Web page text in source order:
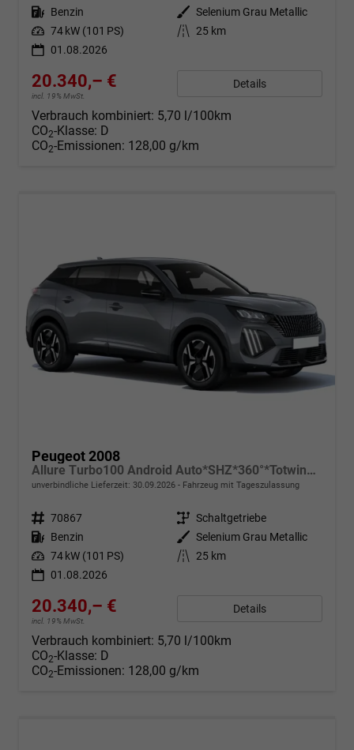
Kraftstoff Benzin Außenfarbe Selenium Grau Metallic
Leistung 74 kW (101 PS) Kilometerstand 25 km
01.08.2026
20.340,– €
incl. 19% MwSt.
Details
Verbrauch kombiniert: 5,70 l/100km
CO2-Klasse: D
CO2-Emissionen: 128,00 g/km
Peugeot 2008
Allure Turbo100 Android Auto*SHZ*360°*Totwinkel*Klimaauto
unverbindliche Lieferzeit: 30.09.2026 Fahrzeug mit Tageszulassung
Fahrzeugnr. 70867 Getriebe Schaltgetriebe
Kraftstoff Benzin Außenfarbe Selenium Grau Metallic
Leistung 74 kW (101 PS) Kilometerstand 25 km
01.08.2026
20.340,– €
incl. 19% MwSt.
Details
Verbrauch kombiniert: 5,70 l/100km
CO2-Klasse: D
CO2-Emissionen: 128,00 g/km